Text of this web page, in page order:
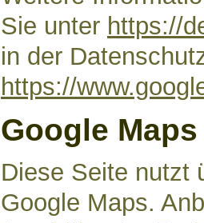
Sie unter https://
in der
https://
Google Maps
Diese Seite nutzt
Google Maps.